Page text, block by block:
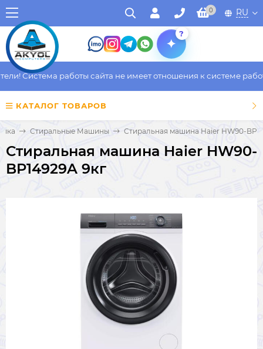
0 RU
?
Система работы сайта не имеет отношения к системе
КАТАЛОГ ТОВАРОВ
Стиральные Машины Стиральная машина Haier HW90-
Стиральная машина Haier HW90-
BP14929A 9кг